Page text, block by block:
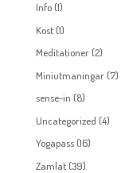
Info(1)
Kost(1)
Meditationer(2)
Miniutmaningar(7)
sense-in (8)
Uncategorized (4)
Yogapass(16)
Zamlat(39)